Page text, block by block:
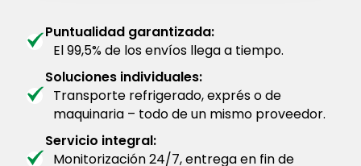
Puntualidad garantizada:
El 99,5% de los envíos llega a tiempo.
Soluciones individuales:
Transporte refrigerado, exprés o de
maquinaria – todo de un mismo proveedor.
Servicio integral:
Monitorización 24/7, entrega en fin de